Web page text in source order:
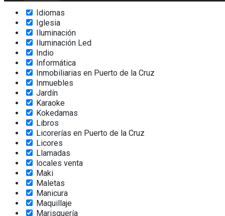
Ictioterapia
Idiomas
Iglesia
Iluminación
Iluminación Led
Indio
Informática
Inmobiliarias en Puerto de la Cruz
Inmuebles
Jardín
Karaoke
Kokedamas
Libros
Licorerías en Puerto de la Cruz
Licores
Llamadas
locales venta
Maki
Maletas
Manicura
Maquillaje
Marisquería